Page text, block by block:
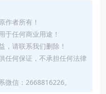
作者所有！
于任何商业用途！
，请联系我们删除！
任何保证，不承担任何法律
微信：2668816226。